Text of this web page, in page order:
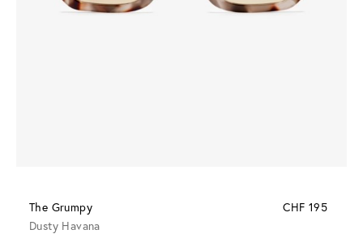
The Grumpy
CHF 195
Dusty Havana